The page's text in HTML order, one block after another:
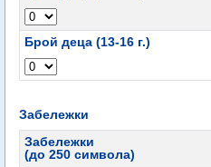
Брой деца (13-16 г.)
Забележки
Забележки
(до 250 символа)